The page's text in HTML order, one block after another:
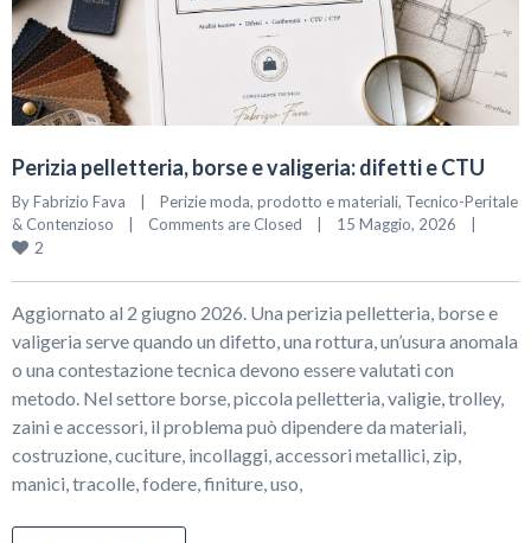
Perizia pelletteria, borse e valigeria: difetti e CTU
By Fabrizio Fava Perizie moda, prodotto e materiali, Tecnico-Peritale
& Contenzioso
Comments are Closed 15 Maggio, 2026
2
Aggiornato al 2 giugno 2026. Una perizia pelletteria, borse e
valigeria serve quando un difetto, una rottura, un’usura anomala
o una contestazione tecnica devono essere valutati con
metodo. Nel settore borse, piccola pelletteria, valigie, trolley,
zaini e accessori, il problema può dipendere da materiali,
costruzione, cuciture, incollaggi, accessori metallici, zip,
manici, tracolle, fodere, finiture, uso,